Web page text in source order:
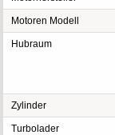
Motoren Modell
Hubraum
Zylinder
Turbolader